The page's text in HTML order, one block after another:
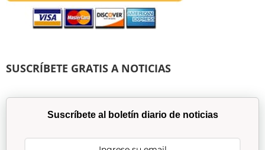
SUSCRÍBETE GRATIS A NOTICIAS
Suscríbete al boletín diario de noticias